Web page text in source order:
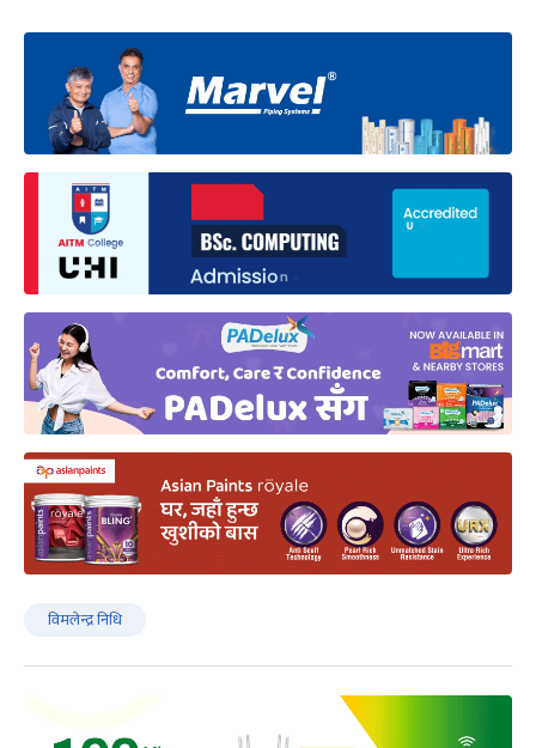
विमलेन्द्र निधि